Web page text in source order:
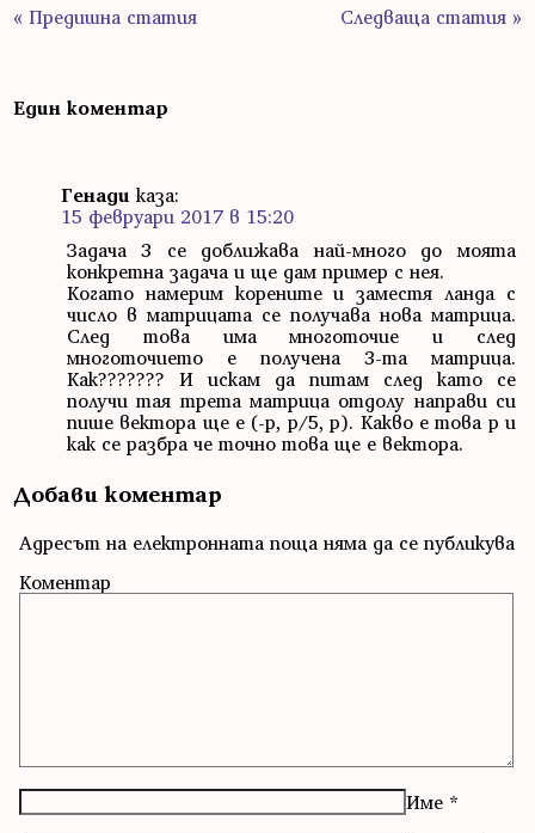
« Предишна статия Следваща статия »
Един коментар
Генади каза:
15 февруари 2017 в 15:20
Задача 3 се доближава най-много до моята
конкретна задача и ще дам пример с нея.
Когато намерим корените и заместя ланда с
число в матрицата се получава нова матрица.
След това има многоточие и след
многоточието е получена 3-та матрица.
Как??????? И искам да питам след като се
получи тая трета матрица отдолу направи си
пише вектора ще е (-p, p/5, p). Какво е това p и
как се разбра че точно това ще е вектора.
Добави коментар
Адресът на електронната поща няма да се публикува
Коментар
Име *